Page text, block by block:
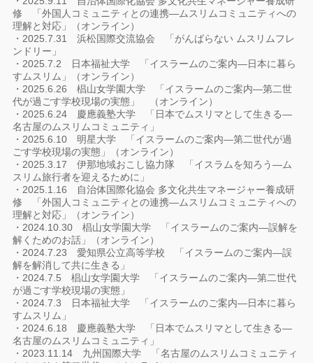
修 「外国人コミュニティとの連携―ムスリムコミュニティへの
理解と対応」（オンライン）
・2025.7.31 浜松国際交流協会 「がんばらない ムスリムフレ
ンドリー」
・2025.7.2 日本福祉大学 「イスラームのご案内―日本に暮ら
すムスリム」（オンライン）
・2025.6.26 椙山女学園大学 「イスラームのご案内―第二世
代が過ごす学校現場の実態」 （オンライン）
・2025.6.24 慶應義塾大学 「日本でムスリマとして生きる―
名古屋のムスリムコミュニティ」
・2025.6.10 明星大学 「イスラームのご案内―第二世代が過
ごす学校現場の実態」（オンライン）
・2025.3.17 伊那地域おこし協力隊 「イスラムを知ろう―ム
スリム旅行者を迎えるために」
・2025.1.16 自治体国際化協会 多文化共生マネージャー養成研
修 「外国人コミュニティとの連携―ムスリムコミュニティへの
理解と対応」（オンライン）
・2024.10.30 椙山女学園大学 「イスラームのご案内―誤解を
解くためのお話」（オンライン）
・2024.7.23 愛知県公立高等学校 「イスラームのご案内―誤
解を解消して共に生きる」
・2024.7.5 椙山女学園大学 「イスラームのご案内―第二世代
が過ごす学校現場の実態」
・2024.7.3 日本福祉大学 「イスラームのご案内―日本に暮ら
すムスリム」
・2024.6.18 慶應義塾大学 「日本でムスリマとして生きる―
名古屋のムスリムコミュニティ」
・2023.11.14 九州国際大学 「名古屋のムスリムコミュニティ